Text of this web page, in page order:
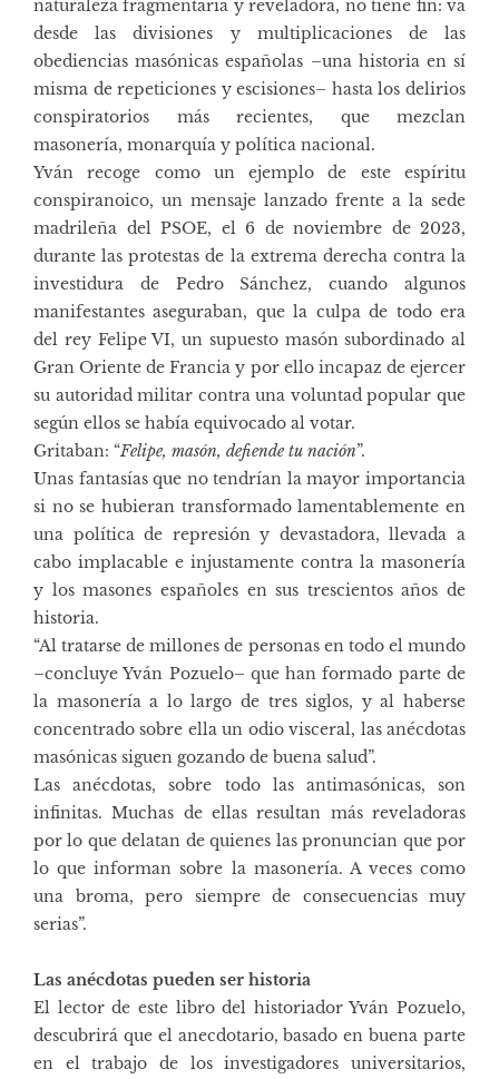
naturaleza fragmentaria y reveladora, no tiene fin: va
desde las divisiones y multiplicaciones de las
obediencias masónicas españolas –una historia en sí
misma de repeticiones y escisiones– hasta los delirios
conspiratorios más recientes, que mezclan
masonería, monarquía y política nacional.
Yván recoge como un ejemplo de este espíritu
conspiranoico, un mensaje lanzado frente a la sede
madrileña del PSOE, el 6 de noviembre de 2023,
durante las protestas de la extrema derecha contra la
investidura de Pedro Sánchez, cuando algunos
manifestantes aseguraban, que la culpa de todo era
del rey Felipe VI, un supuesto masón subordinado al
Gran Oriente de Francia y por ello incapaz de ejercer
su autoridad militar contra una voluntad popular que
según ellos se había equivocado al votar.
Gritaban: “Felipe, masón, defiende tu nación”.
Unas fantasías que no tendrían la mayor importancia
si no se hubieran transformado lamentablemente en
una política de represión y devastadora, llevada a
cabo implacable e injustamente contra la masonería
y los masones españoles en sus trescientos años de
historia.
“Al tratarse de millones de personas en todo el mundo
–concluye Yván Pozuelo– que han formado parte de
la masonería a lo largo de tres siglos, y al haberse
concentrado sobre ella un odio visceral, las anécdotas
masónicas siguen gozando de buena salud”.
Las anécdotas, sobre todo las antimasónicas, son
infinitas. Muchas de ellas resultan más reveladoras
por lo que delatan de quienes las pronuncian que por
lo que informan sobre la masonería. A veces como
una broma, pero siempre de consecuencias muy
serias”.
Las anécdotas pueden ser historia
El lector de este libro del historiador Yván Pozuelo,
descubrirá que el anecdotario, basado en buena parte
en el trabajo de los investigadores universitarios,